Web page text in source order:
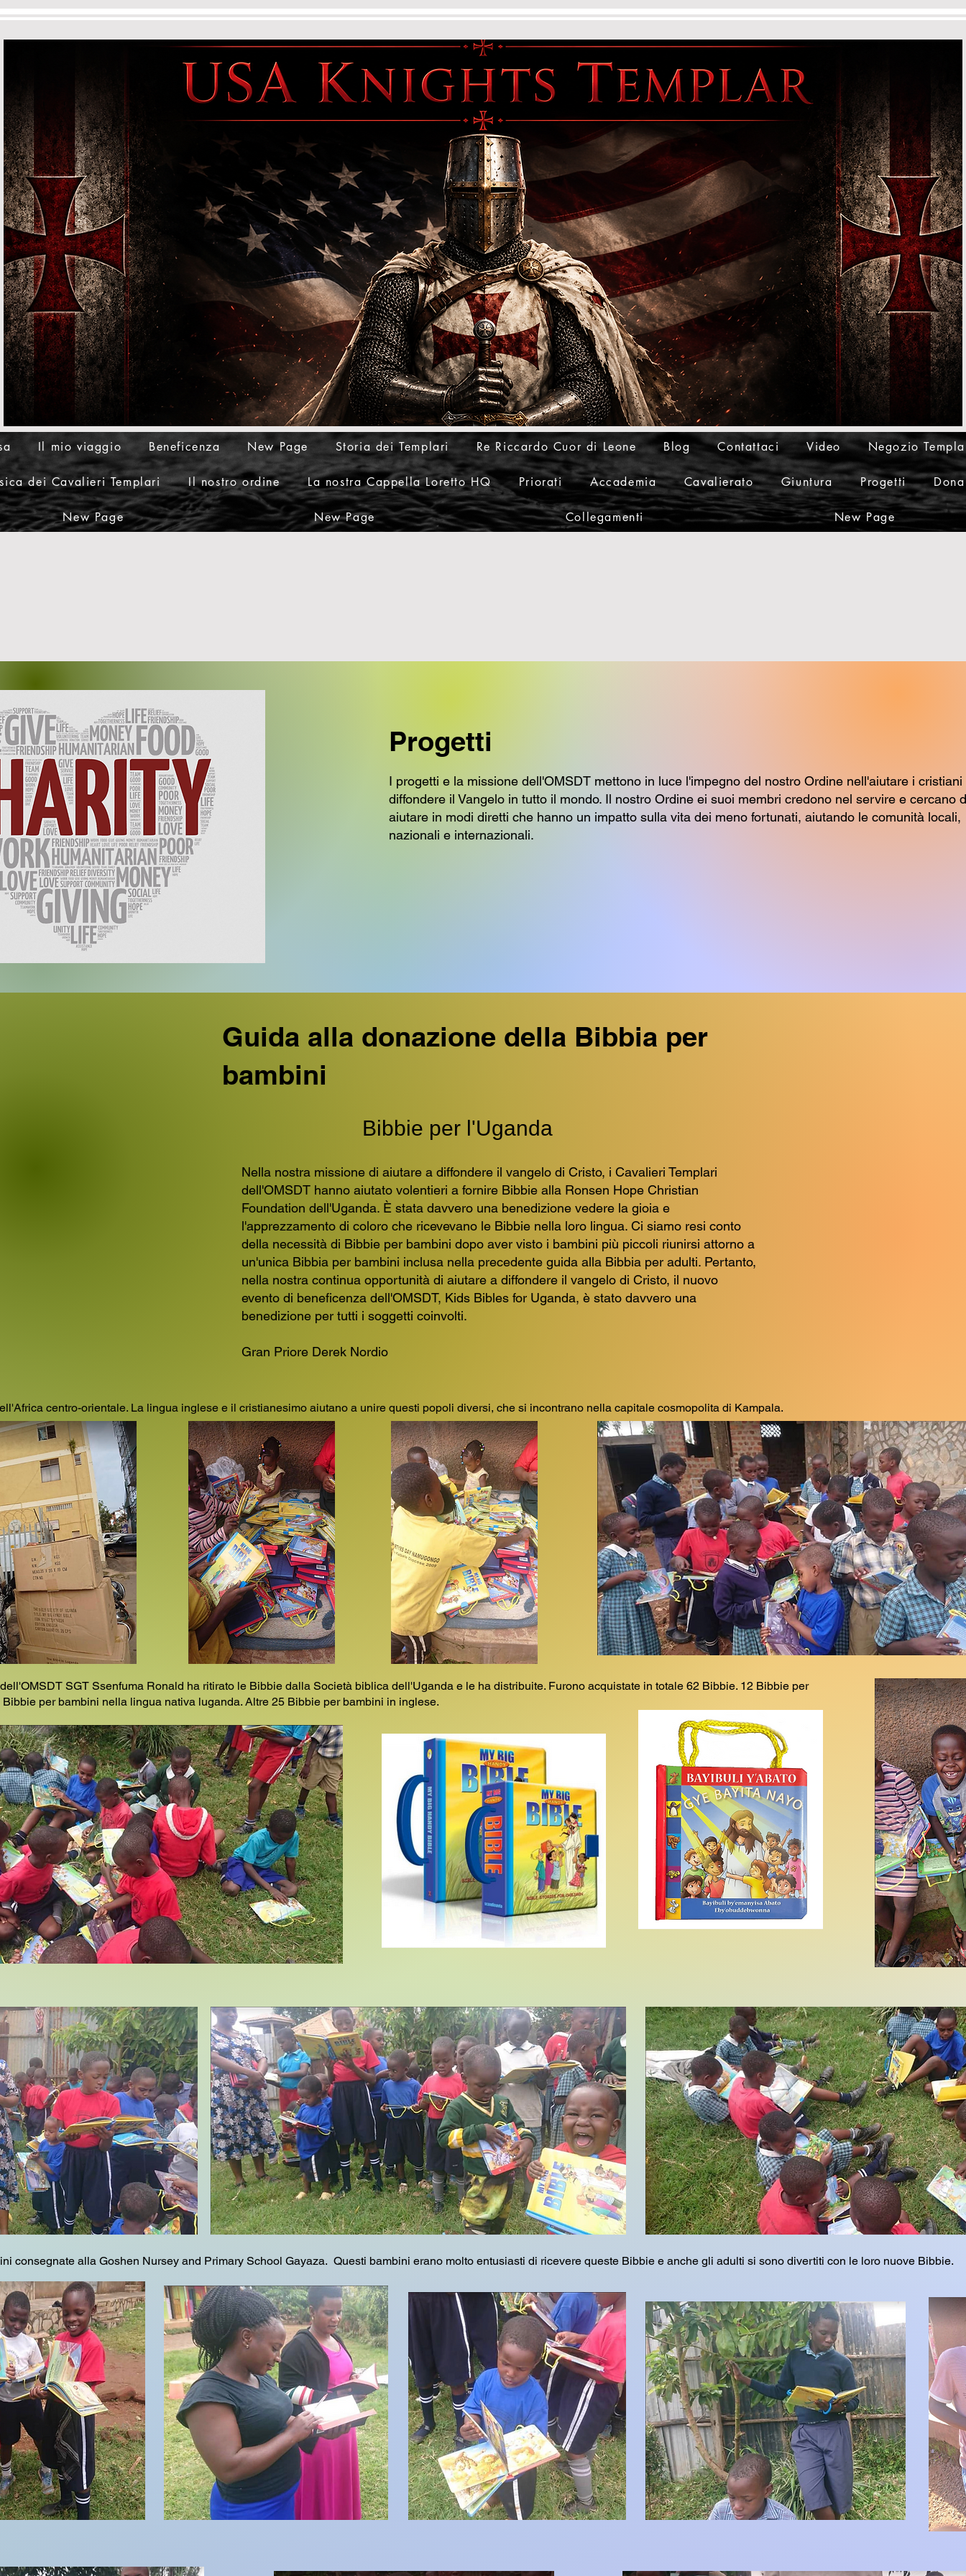
Il mio viaggio Beneficenza New Page Storia dei Templari Re Riccardo Cuor di Leone Blog Contattaci Video Negozio
dei Cavalieri Templari Il nostro ordine La nostra Cappella Loretto HQ Priorati Accademia Cavalierato Giuntura Progetti
New Page New Page Collegamenti New Page
Progetti
I progetti e la missione dell'OMSDT mettono in luce l'impegno del nostro Ordine nell'aiutare i cristiani
diffondere il Vangelo in tutto il mondo. Il nostro Ordine ei suoi membri credono nel servire e cercano
aiutare in modi diretti che hanno un impatto sulla vita dei meno fortunati, aiutando le comunità locali,
nazionali e internazionali.
Guida alla donazione della Bibbia per
bambini
Bibbie per l'Uganda
Nella nostra missione di aiutare a diffondere il vangelo di Cristo, i Cavalieri Templari
dell'OMSDT hanno aiutato volentieri a fornire Bibbie alla Ronsen Hope Christian
Foundation dell'Uganda. È stata davvero una benedizione vedere la gioia e
l'apprezzamento di coloro che ricevevano le Bibbie nella loro lingua. Ci siamo resi conto
della necessità di Bibbie per bambini dopo aver visto i bambini più piccoli riunirsi attorno a
un'unica Bibbia per bambini inclusa nella precedente guida alla Bibbia per adulti. Pertanto,
nella nostra continua opportunità di aiutare a diffondere il vangelo di Cristo, il nuovo
evento di beneficenza dell'OMSDT, Kids Bibles for Uganda, è stato davvero una
benedizione per tutti i soggetti coinvolti.
Gran Priore Derek Nordio
centro-orientale. La lingua inglese e il cristianesimo aiutano a unire questi popoli diversi, che si incontrano nella capitale cosmopolita di Kampala.
SGT Ssenfuma Ronald ha ritirato le Bibbie dalla Società biblica dell'Uganda e le ha distribuite. Furono acquistate in totale 62 Bibbie. 12 Bibbie per
per bambini nella lingua nativa luganda. Altre 25 Bibbie per bambini in inglese.
consegnate alla Goshen Nursey and Primary School Gayaza. Questi bambini erano molto entusiasti di ricevere queste Bibbie e anche gli adulti si sono divertiti con le loro nuove Bibbie.